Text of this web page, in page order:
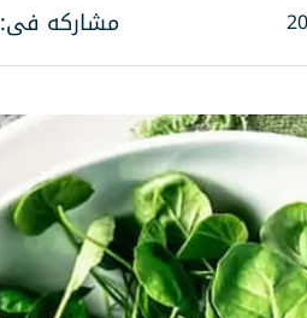
مشاركه فى: